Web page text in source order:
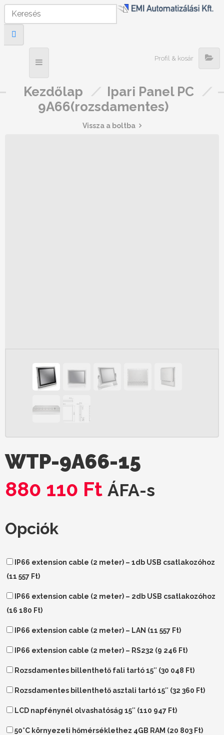
Profil & kosár
Kezdőlap / Ipari Panel PC /
9A66(rozsdamentes)
Vissza a boltba
WTP-9A66-15
880 110 Ft ÁFA-s
Opciók
IP66 extension cable (2 meter) – 1db USB csatlakozóhoz
(11 557 Ft)
IP66 extension cable (2 meter) – 2db USB csatlakozóhoz
(16 180 Ft)
IP66 extension cable (2 meter) – LAN (11 557 Ft)
IP66 extension cable (2 meter) – RS232 (9 246 Ft)
Rozsdamentes billenthető fali tartó 15″ (30 048 Ft)
Rozsdamentes billenthető asztali tartó 15″ (32 360 Ft)
LCD napfénynél olvashatóság 15″ (110 947 Ft)
50°C környezeti hőmérséklethez 4GB RAM (20 803 Ft)